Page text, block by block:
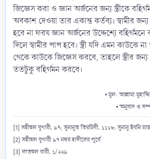
জিজ্ঞেস করা ও জ্ঞান অর্জনের জন্য স্ত্রীকে
অবকাশ দেওয়া তার একান্ত কর্তব্য। স্বামীর
হবে না ফরয জ্ঞান অর্জনের উদ্দেশ্যে বহির্গমনে
দিলে স্বামীর পাপ হবে। স্ত্রী যদি এমন কাউকে
থেকে কাউকে জিজ্ঞেস করবে, তাহলে স্ত্রীর
ততটুকু বহির্গমন করবে।
• মূল: আল্লামা
• অনুবাদ ও
[1] সহীহুল বুখারী, ৯৭; সুনানুত তিরমিযী, ১১১৬; সুনানু ইবনি
[2] সহীহুল বুখারী ৯৭ নম্বর হাদীসের পূর্বে
[3] ফাতহুল বারী, ১/২২৯